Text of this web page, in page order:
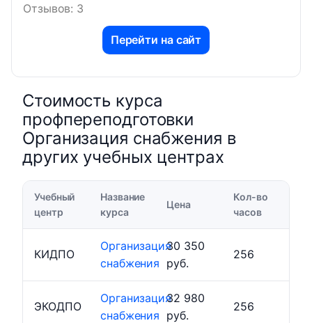
Отзывов: 3
Перейти на сайт
Стоимость курса
профпереподготовки
Организация снабжения в
других учебных центрах
Учебный
центр
Название
курса
Цена
Кол-во
часов
КИДПО
Организация
снабжения
30 350
руб.
256
ЭКОДПО
Организация
снабжения
32 980
руб.
256